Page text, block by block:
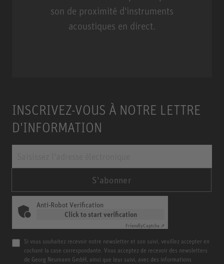
son de proximité d'instruments
acoustiques en direct.
INSCRIVEZ-VOUS À NOTRE LETTRE
D'INFORMATION
S'abonner
Anti-Robot Verification
Click to start verification
FriendlyCaptcha ⇗
Si vous souhaitez recevoir notre newsletter et son suivi, veuillez accepter en
cochant la case correspondante. Vous acceptez de recevoir des newsletters
de Georg Neumann GmbH, ainsi que leur suivi, avec des informations